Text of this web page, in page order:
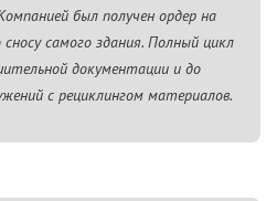
был получен ордер на
самого здания. Полный цикл
документации и до
с рециклингом материалов.